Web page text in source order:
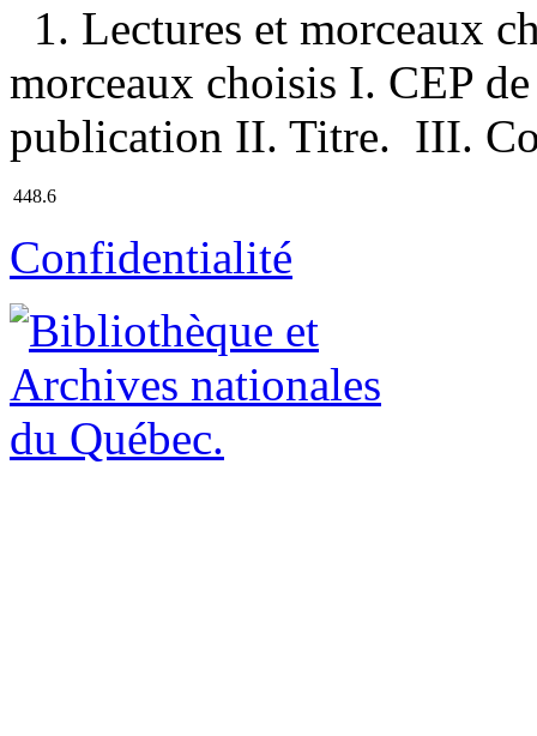
1. Lectures et morceaux
morceaux choisis I. CEP
publication II. Titre. III.
448.6
Confidentialité